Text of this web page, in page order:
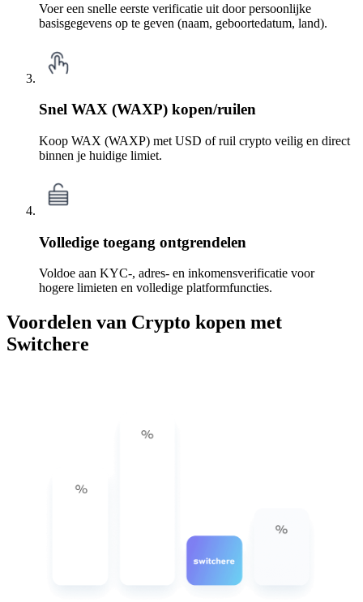
Voer een snelle eerste verificatie uit door persoonlijke
basisgegevens op te geven (naam, geboortedatum, land).
Snel WAX (WAXP) kopen/ruilen
Koop WAX (WAXP) met USD of ruil crypto veilig en direct
binnen je huidige limiet.
Volledige toegang ontgrendelen
Voldoe aan KYC-, adres- en inkomensverificatie voor
hogere limieten en volledige platformfuncties.
Voordelen van Crypto kopen met
Switchere